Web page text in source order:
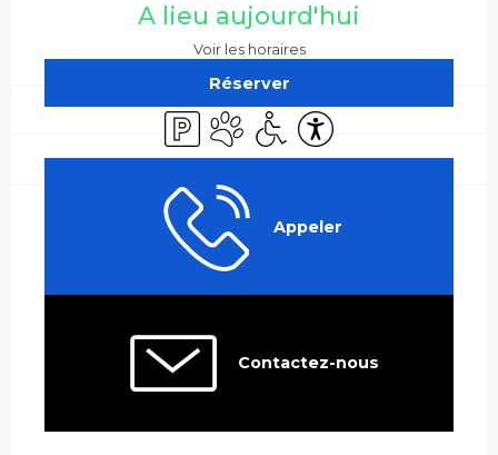
A lieu aujourd'hui
Voir les horaires
Réserver
ParkingAnimaux acceptés
Accès handicapés
Accessibilité
Appeler
Contactez-nous